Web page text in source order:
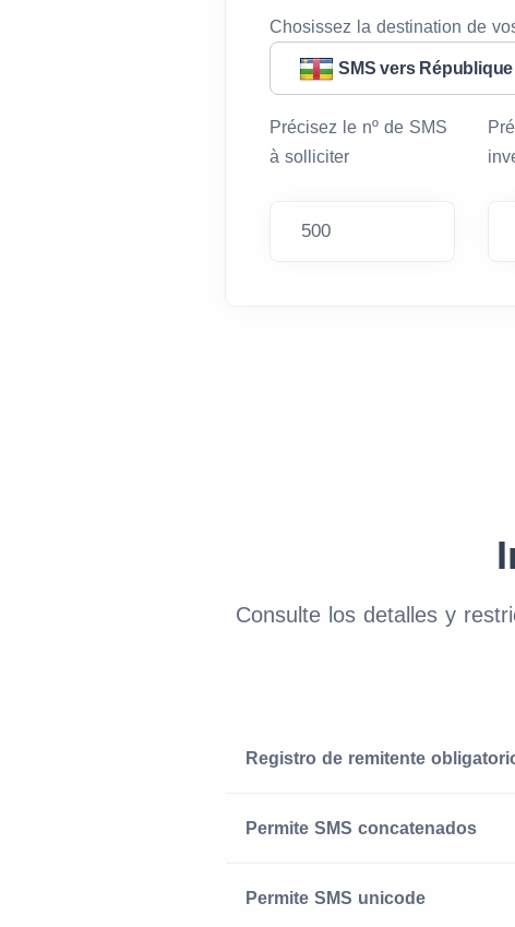
Chosissez la destination de
SMS vers
Précisez le nº de SMS
à solliciter
Consulte los detalles y
Registro de remitente
Permite SMS concatenados
Permite SMS unicode